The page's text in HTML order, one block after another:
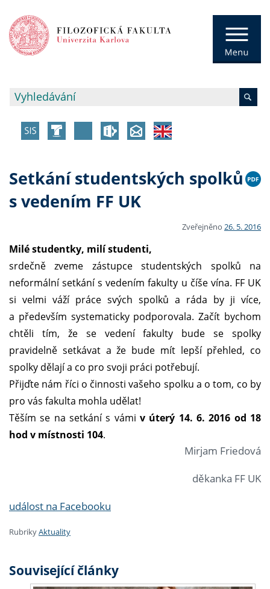
Setkání studentských spolků
s vedením FF UK
Zveřejněno 26. 5. 2016
Milé studentky, milí studenti,
srdečně zveme zástupce studentských spolků na
neformální setkání s vedením fakulty u číše vína. FF UK
si velmi váží práce svých spolků a ráda by ji více,
a především systematicky podporovala. Začít bychom
chtěli tím, že se vedení fakulty bude se spolky
pravidelně setkávat a že bude mít lepší přehled, co
spolky dělají a co pro svoji práci potřebují.
Přijďte nám říci o činnosti vašeho spolku a o tom, co by
pro vás fakulta mohla udělat!
Těším se na setkání s vámi v úterý 14. 6. 2016 od 18
hod v místnosti 104.
Mirjam Friedová
děkanka FF UK
událost na Facebooku
RubrikyAktuality
Související články